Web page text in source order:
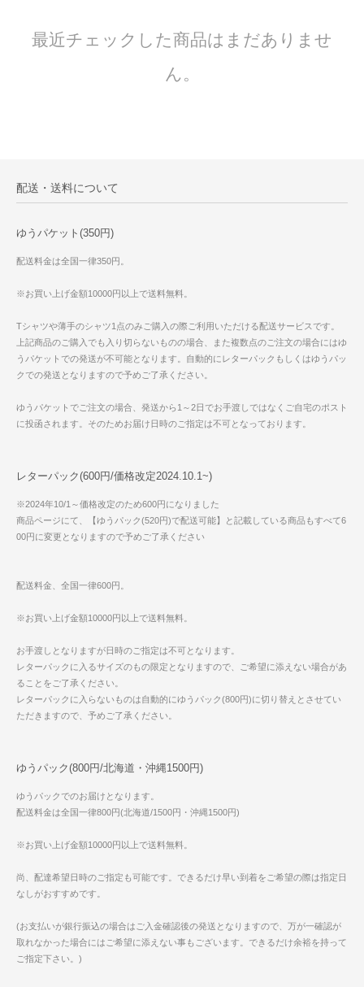
最近チェックした商品はまだありませ
ん。
配送・送料について
ゆうパケット(350円)
配送料金は全国一律350円。
※お買い上げ金額10000円以上で送料無料。
Tシャツや薄手のシャツ1点のみご購入の際ご利用いただける配送サービスです。
上記商品のご購入でも入り切らないものの場合、また複数点のご注文の場合にはゆ
うパケットでの発送が不可能となります。自動的にレターパックもしくはゆうパッ
クでの発送となりますので予めご了承ください。
ゆうパケットでご注文の場合、発送から1～2日でお手渡しではなくご自宅のポスト
に投函されます。そのためお届け日時のご指定は不可となっております。
レターパック(600円/価格改定2024.10.1~)
※2024年10/1～価格改定のため600円になりました
商品ページにて、【ゆうパック(520円)で配送可能】と記載している商品もすべて6
00円に変更となりますので予めご了承ください
配送料金、全国一律600円。
※お買い上げ金額10000円以上で送料無料。
お手渡しとなりますが日時のご指定は不可となります。
レターパックに入るサイズのもの限定となりますので、ご希望に添えない場合があ
ることをご了承ください。
レターパックに入らないものは自動的にゆうパック(800円)に切り替えとさせてい
ただきますので、予めご了承ください。
ゆうパック(800円/北海道・沖縄1500円)
ゆうパックでのお届けとなります。
配送料金は全国一律800円(北海道/1500円・沖縄1500円)
※お買い上げ金額10000円以上で送料無料。
尚、配達希望日時のご指定も可能です。できるだけ早い到着をご希望の際は指定日
なしがおすすめです。
(お支払いが銀行振込の場合はご入金確認後の発送となりますので、万が一確認が
取れなかった場合にはご希望に添えない事もございます。できるだけ余裕を持って
ご指定下さい。)